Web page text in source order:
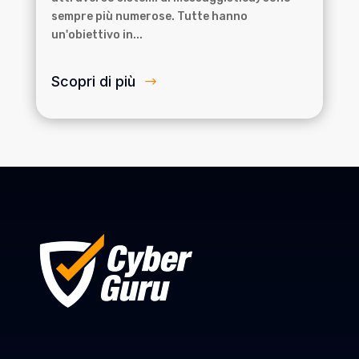
sempre più numerose. Tutte hanno
un'obiettivo in...
Scopri di più